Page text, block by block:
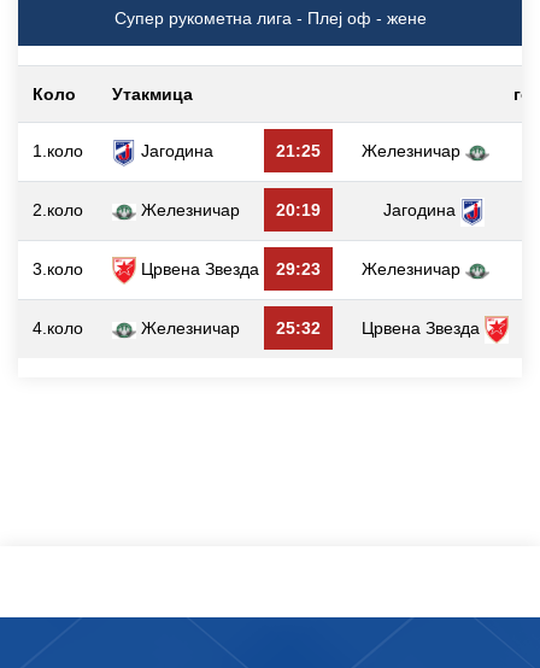
Супер рукометна лига - Плеј оф - жене
Коло Утакмица
1.коло Јагодина 21:25 Железничар
2.коло Железничар 20:19 Јагодина
3.коло Црвена Звезда 29:23 Железничар
4.коло Железничар 25:32 Црвена Звезда